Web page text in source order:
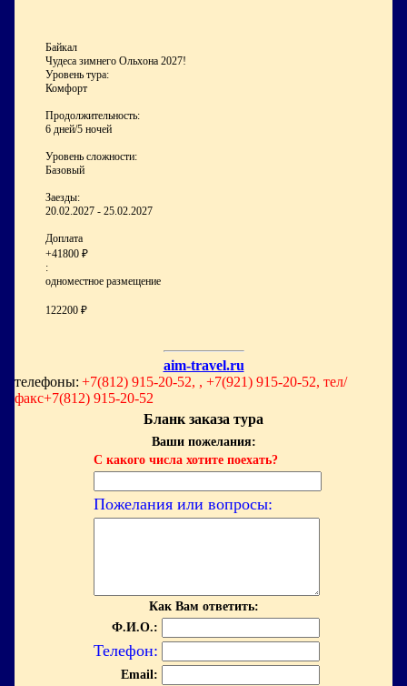
Байкал
Чудеса зимнего Ольхона 2027!
Уровень тура:
Комфорт
Продолжительность:
6 дней/5 ночей
Уровень сложности:
Базовый
Заезды:
20.02.2027 - 25.02.2027
Доплата
+41800 ₽
:
одноместное размещение
122200 ₽
aim-travel.ru
телефоны: +7(812) 915-20-52, , +7(921) 915-20-52, тел/
факс+7(812) 915-20-52
Бланк заказа тура
Ваши пожелания:
С какого числа хотите поехать?
Пожелания или вопросы:
Как Вам ответить:
Ф.И.О.:
Телефон:
Email: